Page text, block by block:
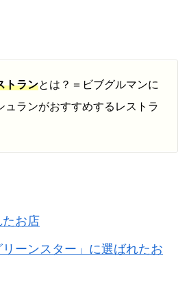
トランとは？＝ビブグルマンに
ュランがおすすめするレストラ
お店
リーンスター」に選ばれたお